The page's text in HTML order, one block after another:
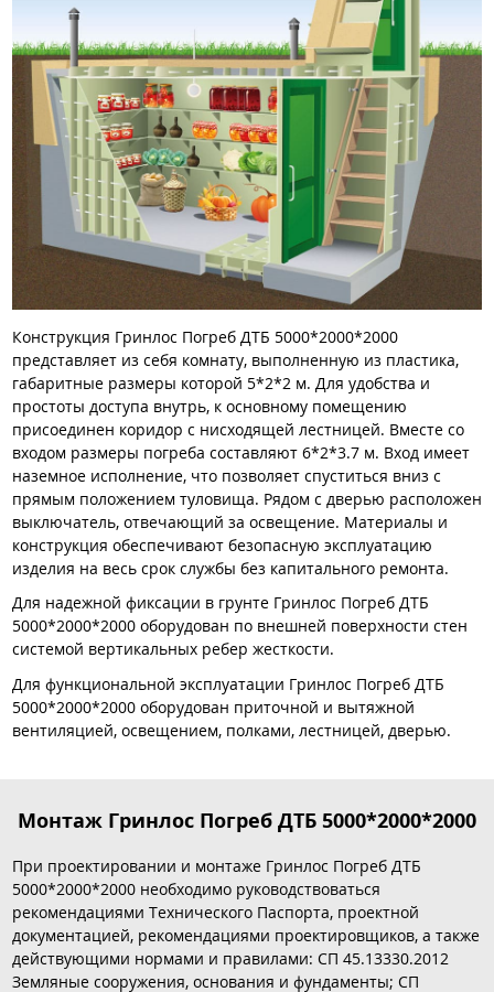
Конструкция Гринлос Погреб ДТБ 5000*2000*2000
представляет из себя комнату, выполненную из пластика,
габаритные размеры которой 5*2*2 м. Для удобства и
простоты доступа внутрь, к основному помещению
присоединен коридор с нисходящей лестницей. Вместе со
входом размеры погреба составляют 6*2*3.7 м. Вход имеет
наземное исполнение, что позволяет спуститься вниз с
прямым положением туловища. Рядом с дверью расположен
выключатель, отвечающий за освещение. Материалы и
конструкция обеспечивают безопасную эксплуатацию
изделия на весь срок службы без капитального ремонта.
Для надежной фиксации в грунте Гринлос Погреб ДТБ
5000*2000*2000 оборудован по внешней поверхности стен
системой вертикальных ребер жесткости.
Для функциональной эксплуатации Гринлос Погреб ДТБ
5000*2000*2000 оборудован приточной и вытяжной
вентиляцией, освещением, полками, лестницей, дверью.
Монтаж Гринлос Погреб ДТБ 5000*2000*2000
При проектировании и монтаже Гринлос Погреб ДТБ
5000*2000*2000 необходимо руководствоваться
рекомендациями Технического Паспорта, проектной
документацией, рекомендациями проектировщиков, а также
действующими нормами и правилами: СП 45.13330.2012
Земляные сооружения, основания и фундаменты; СП